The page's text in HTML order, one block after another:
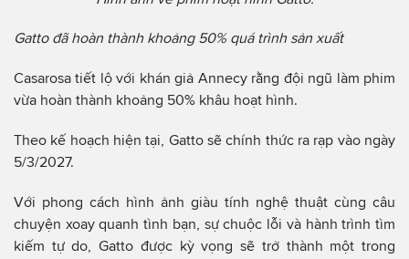
Gatto đã hoàn thành khoảng 50% quá trình sản xuất
Casarosa tiết lộ với khán giả Annecy rằng đội ngũ làm phim
vừa hoàn thành khoảng 50% khâu hoạt hình.
Theo kế hoạch hiện tại, Gatto sẽ chính thức ra rạp vào ngày
5/3/2027.
Với phong cách hình ảnh giàu tính nghệ thuật cùng câu
chuyện xoay quanh tình bạn, sự chuộc lỗi và hành trình tìm
kiếm tự do, Gatto được kỳ vọng sẽ trở thành một trong